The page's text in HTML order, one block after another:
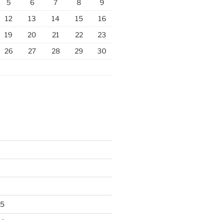
5 6 7 8
9
12 13 14 15
16
19 20 21 22
23
26 27 28 29
30